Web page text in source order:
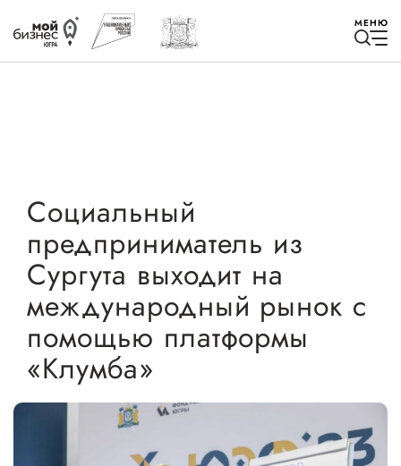
МЕНЮ
Избранное
Быть в курсе
Истории успеха
Мероприятия
Новости
Онлайн-витрина продукции
Социальный
предприниматель из
Сургута выходит на
международный рынок с
помощью платформы
«Клумба»